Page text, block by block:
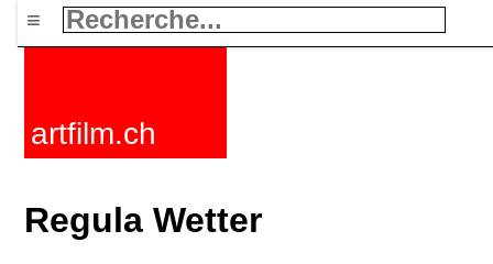
≡
artfilm.ch
Regula Wetter